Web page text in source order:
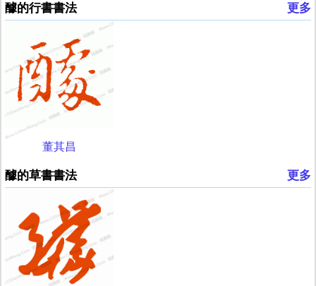
醵的行書書法 更多
董其昌
醵的草書書法 更多